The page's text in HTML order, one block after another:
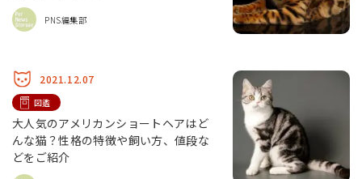
PNS編集部
2021.12.07
図鑑
大人気のアメリカンショートヘアはど
んな猫？性格の特徴や飼い方、値段な
どをご紹介